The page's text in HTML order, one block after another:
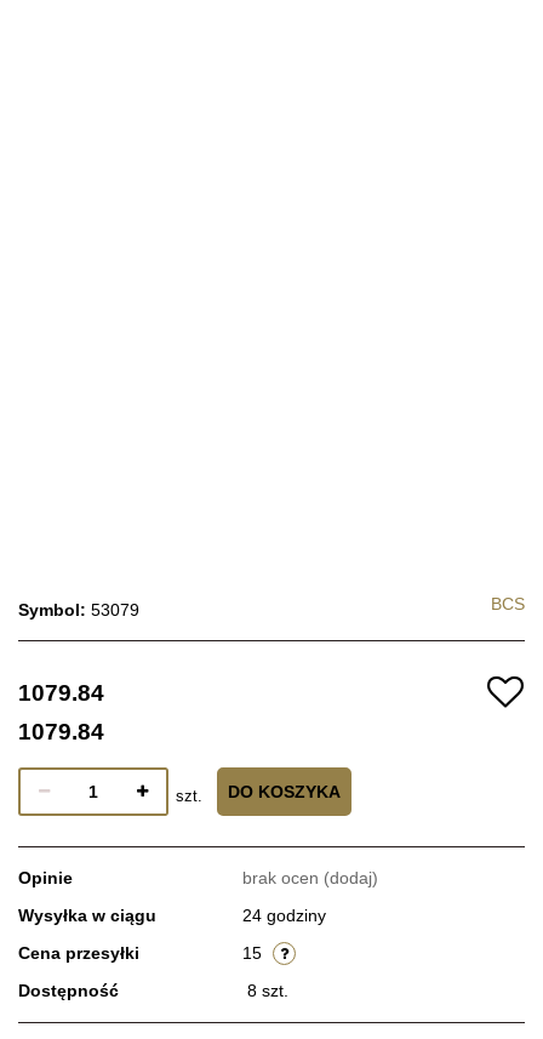
Symbol: 53079 BCS
1079.84
1079.84
szt. DO KOSZYKA
Opinie brak ocen (dodaj)
Wysyłka w ciągu
24 godziny
Cena przesyłki
15
Dostępność
8 szt.